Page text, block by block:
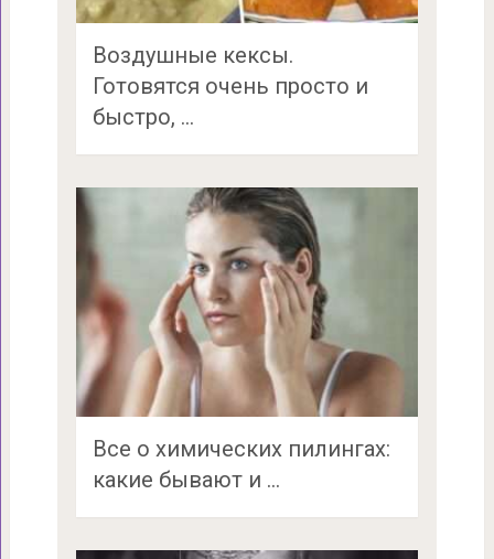
Воздушные кексы.
Готовятся очень просто и
быстро, …
Все о химических пилингах:
какие бывают и …